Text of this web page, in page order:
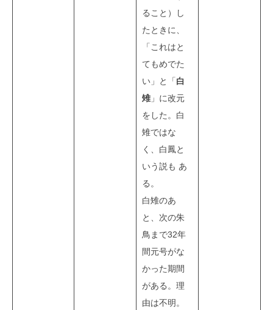
ること）し
たときに、
「これはと
てもめでた
い」と「白
雉 」に改元
をした。白
雉ではな
く、白鳳と
いう説も あ
る。
白雉のあ
と、次の朱
鳥まで32年
間元号がな
かった期間
がある。理
由は不明。